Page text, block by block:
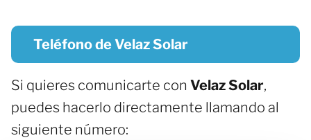
Teléfono de Velaz Solar
Si quieres comunicarte con Velaz Solar,
puedes hacerlo directamente llamando al
siguiente número: